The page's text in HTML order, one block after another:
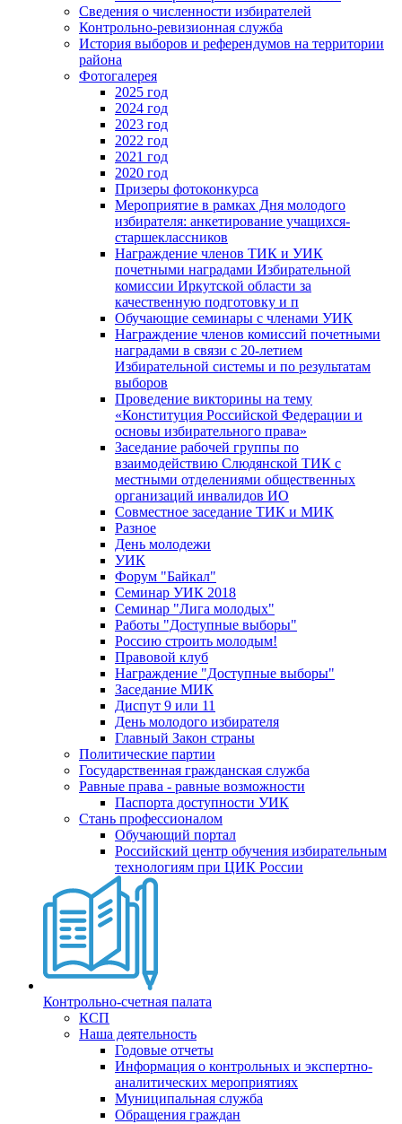
Сведения о численности избирателей
Контрольно-ревизионная служба
История выборов и референдумов на территории
района
Фотогалерея
2025 год
2024 год
2023 год
2022 год
2021 год
2020 год
Призеры фотоконкурса
Мероприятие в рамках Дня молодого
избирателя: анкетирование учащихся-
старшеклассников
Награждение членов ТИК и УИК
почетными наградами Избирательной
комиссии Иркутской области за
качественную подготовку и п
Обучающие семинары с членами УИК
Награждение членов комиссий почетными
наградами в связи с 20-летием
Избирательной системы и по результатам
выборов
Проведение викторины на тему
«Конституция Российской Федерации и
основы избирательного права»
Заседание рабочей группы по
взаимодействию Слюдянской ТИК с
местными отделениями общественных
организаций инвалидов ИО
Совместное заседание ТИК и МИК
Разное
День молодежи
УИК
Форум "Байкал"
Семинар УИК 2018
Семинар "Лига молодых"
Работы "Доступные выборы"
Россию строить молодым!
Правовой клуб
Награждение "Доступные выборы"
Заседание МИК
Диспут 9 или 11
День молодого избирателя
Главный Закон страны
Политические партии
Государственная гражданская служба
Равные права - равные возможности
Паспорта доступности УИК
Стань профессионалом
Обучающий портал
Российский центр обучения избирательным
технологиям при ЦИК России
Контрольно-счетная палата
КСП
Наша деятельность
Годовые отчеты
Информация о контрольных и экспертно-
аналитических мероприятиях
Муниципальная служба
Обращения граждан